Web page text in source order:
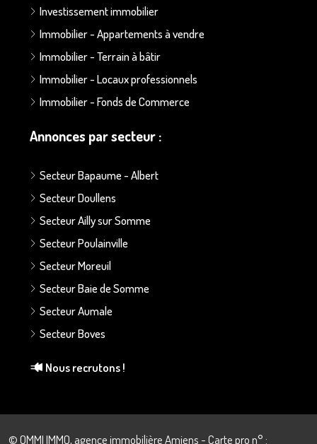
Investissement immobilier
Immobilier - Appartements à vendre
Immobilier - Terrain à bâtir
Immobilier - Locaux professionnels
Immobilier - Fonds de Commerce
Annonces par secteur :
Secteur Bapaume - Albert
Secteur Doullens
Secteur Ailly sur Somme
Secteur Poulainville
Secteur Moreuil
Secteur Baie de Somme
Secteur Aumale
Secteur Boves
Nous recrutons !
© OMMI IMMO, agence immobilière Amiens - Carte pro n° :